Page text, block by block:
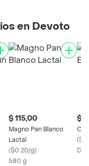
en Devoto
$ 115,00
Magno Pan Blanco
Lactal
($0.20/g)
580 g
$
(